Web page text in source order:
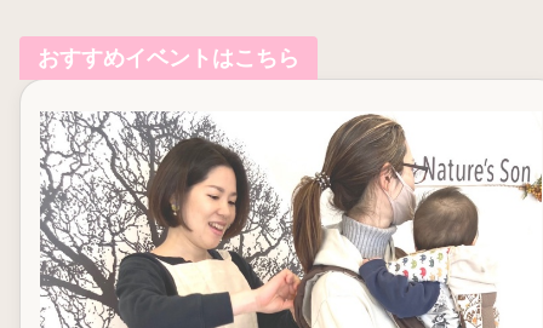
おすすめイベントはこちら